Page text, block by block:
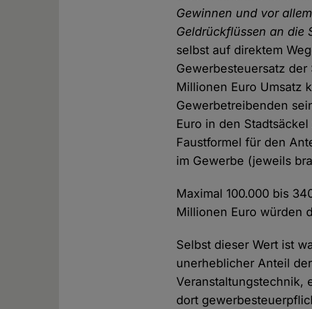
Gewinnen und vor
Geldrückflüssen an die
selbst auf direktem
Gewerbesteuersatz
Millionen Euro Umsatz
Gewerbetreibenden
Euro in den
Faustformel für den
im Gewerbe (jeweils
Maximal 100.000 bis
Millionen Euro würden
Selbst dieser Wert ist
unerheblicher Anteil
Veranstaltungstechnik,
dort